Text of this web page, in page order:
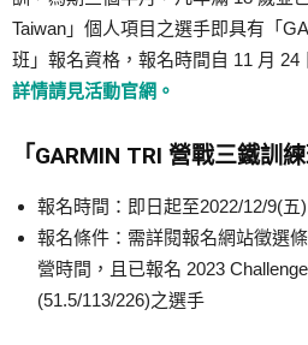
Taiwan」個人項目之選手即具有「
班」報名資格，報名時間自 11 月 24
詳情請見活動官網。
「GARMIN TRI 營戰三鐵訓
報名時間：即日起至2022/12/9(五
報名條件：需詳閱報名網站徵選
營時間，且已報名 2023
(51.5/113/226)之選手